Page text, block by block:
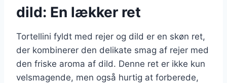
dild: En lækker ret
Tortellini fyldt med rejer og dild er en skøn ret,
der kombinerer den delikate smag af rejer med
den friske aroma af dild. Denne ret er ikke kun
velsmagende, men også hurtig at forberede,